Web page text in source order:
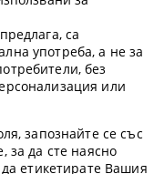
са
употреба, а не за
без
или
запознайте се със
за да сте наясно
етикетирате Вашия